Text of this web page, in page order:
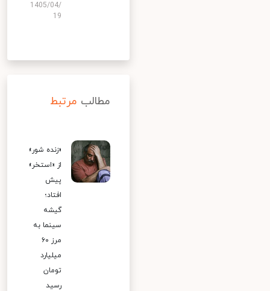
1405/04/
19
مطالب مرتبط
«زنده شور»
از «استخر»
پیش
افتاد؛
گیشه
سینما به
مرز ۶۰
میلیارد
تومان
رسید